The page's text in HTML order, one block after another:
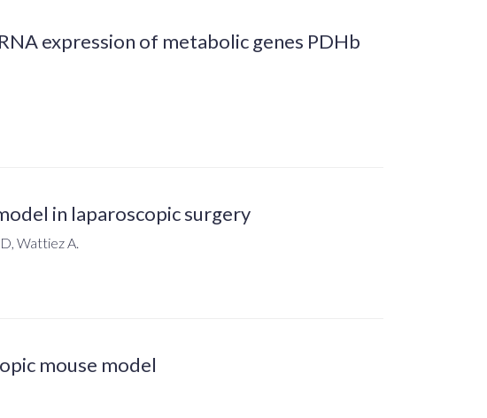
expression of metabolic genes PDHb
in laparoscopic surgery
Wattiez A.
mouse model